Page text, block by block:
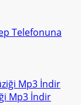
Telefonuna
Mp3 İndir